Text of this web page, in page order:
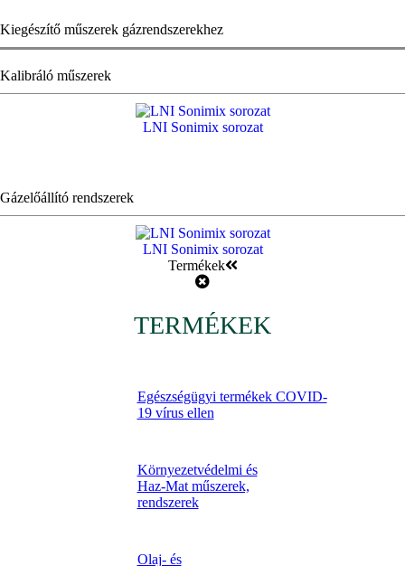
Kiegészítő műszerek gázrendszerekhez
Kalibráló műszerek
LNI Sonimix sorozat
Gázelőállító rendszerek
LNI Sonimix sorozat
Termékek
TERMÉKEK
Egészségügyi termékek COVID-
19 vírus ellen
Környezetvédelmi és
Haz-Mat műszerek,
rendszerek
Olaj- és